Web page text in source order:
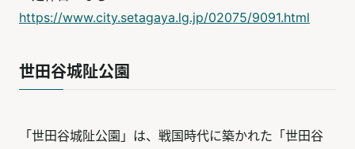
https://www.city.setagaya.lg.jp/02075/9091.html
世田谷城阯公園
「世田谷城阯公園」は、戦国時代に築かれた「世田谷